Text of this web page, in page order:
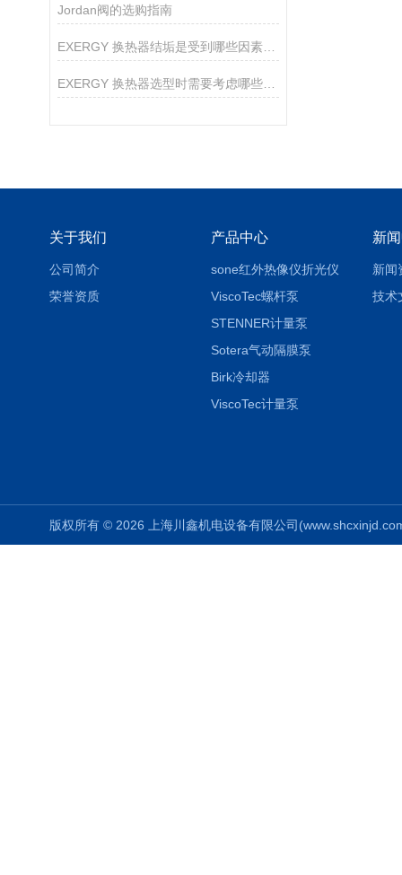
Jordan阀的选购指南
EXERGY 换热器结垢是受到哪些因素的影响？
EXERGY 换热器选型时需要考虑哪些因素？
关于我们
公司简介
荣誉资质
产品中心
sone红外热像仪折光仪
ViscoTec螺杆泵
STENNER计量泵
Sotera气动隔膜泵
Birk冷却器
ViscoTec计量泵
新
新闻
技术
版权所有 © 2026 上海川鑫机电设备有限公司